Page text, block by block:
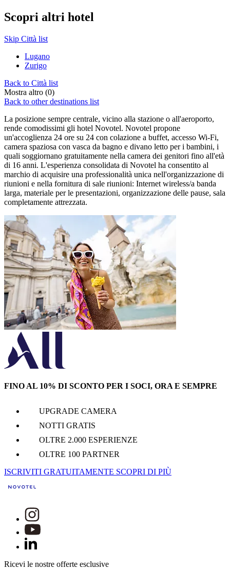
Scopri altri hotel
Skip Città list
Lugano
Zurigo
Back to Città list
Mostra altro (0)
Back to other destinations list
La posizione sempre centrale, vicino alla stazione o all'aeroporto,
rende comodissimi gli hotel Novotel. Novotel propone
un'accoglienza 24 ore su 24 con colazione a buffet, accesso Wi-Fi,
camera spaziosa con vasca da bagno e divano letto per i bambini, i
quali soggiornano gratuitamente nella camera dei genitori fino all'età
di 16 anni. L'esperienza consolidata di Novotel ha consentito al
marchio di acquisire una professionalità unica nell'organizzazione di
riunioni e nella fornitura di sale riunioni: Internet wireless/a banda
larga, materiale per le presentazioni, organizzazione delle pause, sala
completamente attrezzata.
FINO AL 10% DI SCONTO PER I SOCI, ORA E SEMPRE
UPGRADE CAMERA
NOTTI GRATIS
OLTRE 2.000 ESPERIENZE
OLTRE 100 PARTNER
ISCRIVITI GRATUITAMENTE SCOPRI DI PIÙ
Ricevi le nostre offerte esclusive